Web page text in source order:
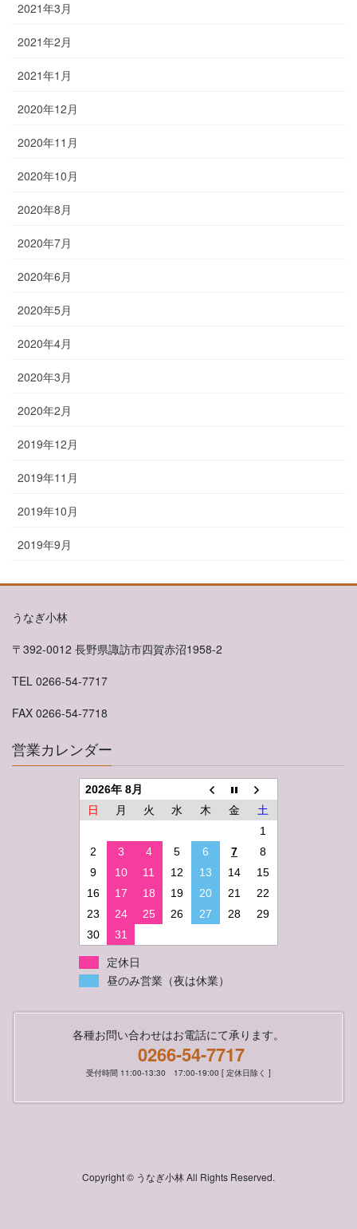
2021年3月
2021年2月
2021年1月
2020年12月
2020年11月
2020年10月
2020年8月
2020年7月
2020年6月
2020年5月
2020年4月
2020年3月
2020年2月
2019年12月
2019年11月
2019年10月
2019年9月
うなぎ小林
〒392-0012 長野県諏訪市四賀赤沼1958-2
TEL 0266-54-7717
FAX 0266-54-7718
営業カレンダー
2026年 8月
日
月 火 水 木 金
土
1
2
3 4 5 6 7
8
9
10 11 12 13 14
15
16
17 18 19 20 21
22
23
24 25 26 27 28
29
30
31
定休日
昼のみ営業（夜は休業）
各種お問い合わせはお電話にて承ります。
0266-54-7717
受付時間 11:00-13:30 17:00-19:00 [ 定休日除く ]
Copyright © うなぎ小林 All Rights Reserved.